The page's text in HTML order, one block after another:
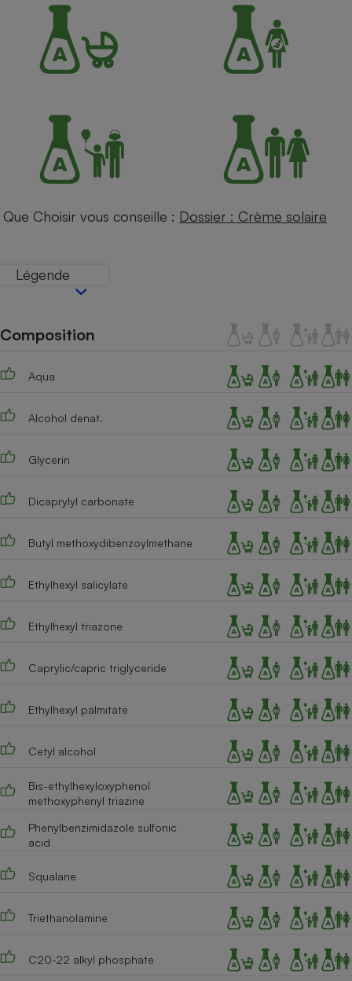
Que Choisir vous conseille : Dossier : Crème solaire
Légende
Composition
Aqua
Alcohol denat.
Glycerin
Dicaprylyl carbonate
Butyl methoxydibenzoylmethane
Ethylhexyl salicylate
Ethylhexyl triazone
Caprylic/capric triglyceride
Ethylhexyl palmitate
Cetyl alcohol
Bis-ethylhexyloxyphenol
methoxyphenyl triazine
Phenylbenzimidazole sulfonic
acid
Squalane
Triethanolamine
C20-22 alkyl phosphate
Complément
alimentaire
Assurance emprunteur
Banque
Petit électroménager -
Plaque de cuisson à
Climatiseur -
Ventilateur
Robot ménager
Téléphone mobile -
Smartphone
Antivirus
Matelas
Climatiseur -
Mutuelle
Antimoustique